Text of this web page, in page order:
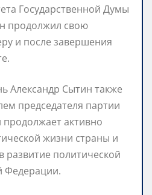
Государственной Думы
продолжил свою
и после завершения
Александр Сытин также
председателя партии
активно
жизни страны и
развитие политической
Федерации.